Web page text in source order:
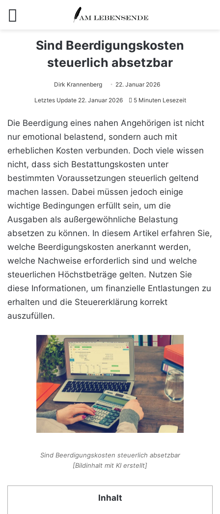
Sind Beerdigungskosten
steuerlich absetzbar
Dirk Krannenberg 22. Januar 2026
Letztes Update 22. Januar 2026 5 Minuten Lesezeit
Die Beerdigung eines nahen Angehörigen ist nicht
nur emotional belastend, sondern auch mit
erheblichen Kosten verbunden. Doch viele wissen
nicht, dass sich Bestattungskosten unter
bestimmten Voraussetzungen steuerlich geltend
machen lassen. Dabei müssen jedoch einige
wichtige Bedingungen erfüllt sein, um die
Ausgaben als außergewöhnliche Belastung
absetzen zu können. In diesem Artikel erfahren Sie,
welche Beerdigungskosten anerkannt werden,
welche Nachweise erforderlich sind und welche
steuerlichen Höchstbeträge gelten. Nutzen Sie
diese Informationen, um finanzielle Entlastungen zu
erhalten und die Steuererklärung korrekt
auszufüllen.
Sind Beerdigungskosten steuerlich absetzbar
[Bildinhalt mit KI erstellt]
Inhalt